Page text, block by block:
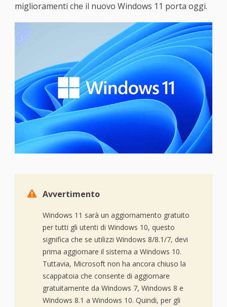
miglioramenti che il nuovo Windows 11 porta oggi.
 Avvertimento
Windows 11 sarà un aggiornamento gratuito
per tutti gli utenti di Windows 10, questo
significa che se utilizzi Windows 8/8.1/7, devi
prima aggiornare il sistema a Windows 10.
Tuttavia, Microsoft non ha ancora chiuso la
scappatoia che consente di aggiornare
gratuitamente da Windows 7, Windows 8 e
Windows 8.1 a Windows 10. Quindi, per gli